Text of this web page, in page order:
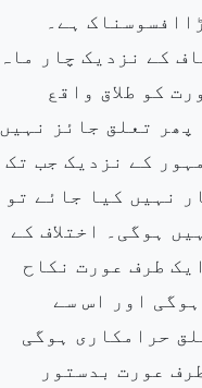
ہے۔
کے نزدیک چار ماہ
کو طلاق واقع
پھر تعلق جائز نہیں
کے نزدیک جب تک
نہیں کیا جائے تو
ہوگی۔ اختلاف کے
طرف عورت نکاح
اور اس سے
حرامکاری ہوگی
عورت بدستور